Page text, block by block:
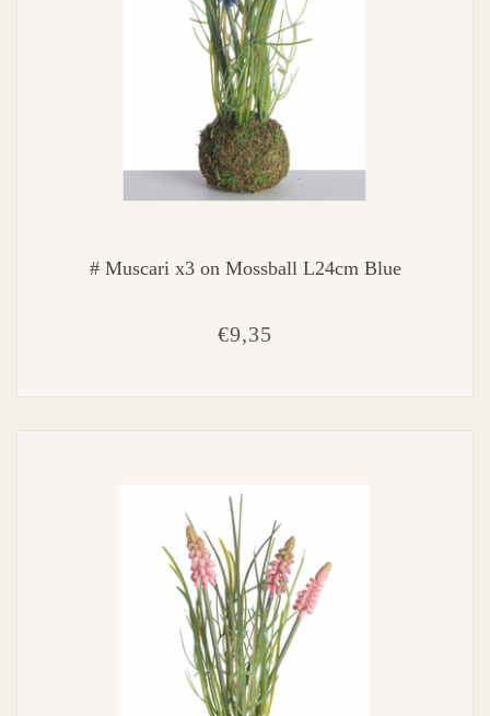
# Muscari x3 on Mossball L24cm Blue
€9,35